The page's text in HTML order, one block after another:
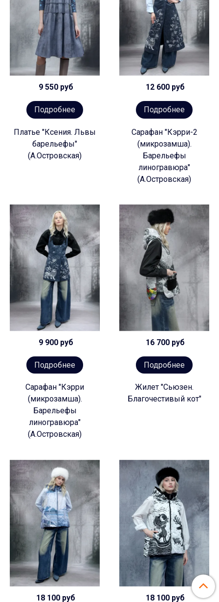
9 550 руб
Подробнее
Платье "Ксения. Львы
барельефы"
(А.Островская)
12 600 руб
Подробнее
Сарафан "Кэрри-2
(микрозамша).
Барельефы
линогравюра"
(А.Островская)
9 900 руб
Подробнее
Сарафан "Кэрри
(микрозамша).
Барельефы
линогравюра"
(А.Островская)
16 700 руб
Подробнее
Жилет "Сьюзен.
Благочестивый кот"
18 100 руб 18 100 руб